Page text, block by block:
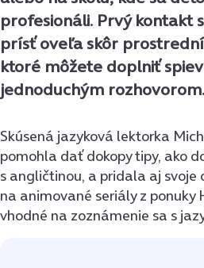
profesionáli. Prvý kontakt
prísť oveľa skôr
ktoré môžete doplniť
jednoduchým rozhovorom.
Skúsená jazyková lektorka
pomohla dať dokopy tipy, ako
s angličtinou, a pridala aj svoje
na animované seriály z ponuky
vhodné na zoznámenie sa s